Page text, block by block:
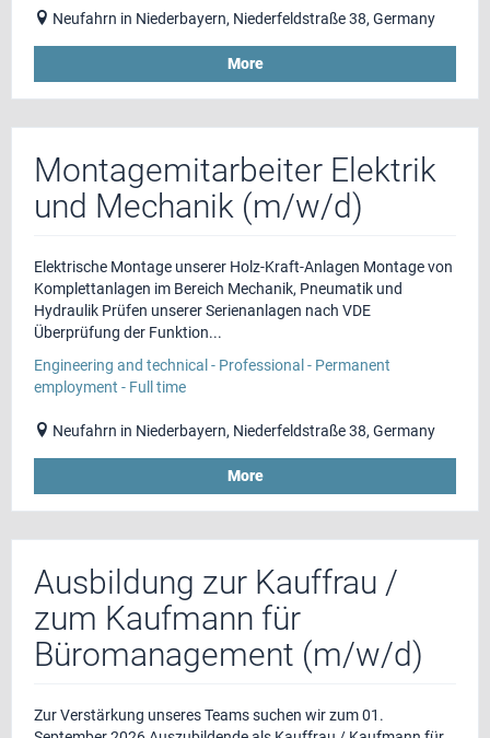
Neufahrn in Niederbayern, Niederfeldstraße 38, Germany
More
Montagemitarbeiter Elektrik
und Mechanik (m/w/d)
Elektrische Montage unserer Holz-Kraft-Anlagen Montage von
Komplettanlagen im Bereich Mechanik, Pneumatik und
Hydraulik Prüfen unserer Serienanlagen nach VDE
Überprüfung der Funktion...
Engineering and technical - Professional - Permanent
employment - Full time
Neufahrn in Niederbayern, Niederfeldstraße 38, Germany
More
Ausbildung zur Kauffrau /
zum Kaufmann für
Büromanagement (m/w/d)
Zur Verstärkung unseres Teams suchen wir zum 01.